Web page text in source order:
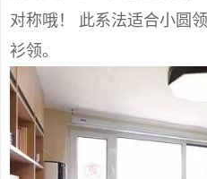
对称哦！ 此系法适合小圆
衫领。